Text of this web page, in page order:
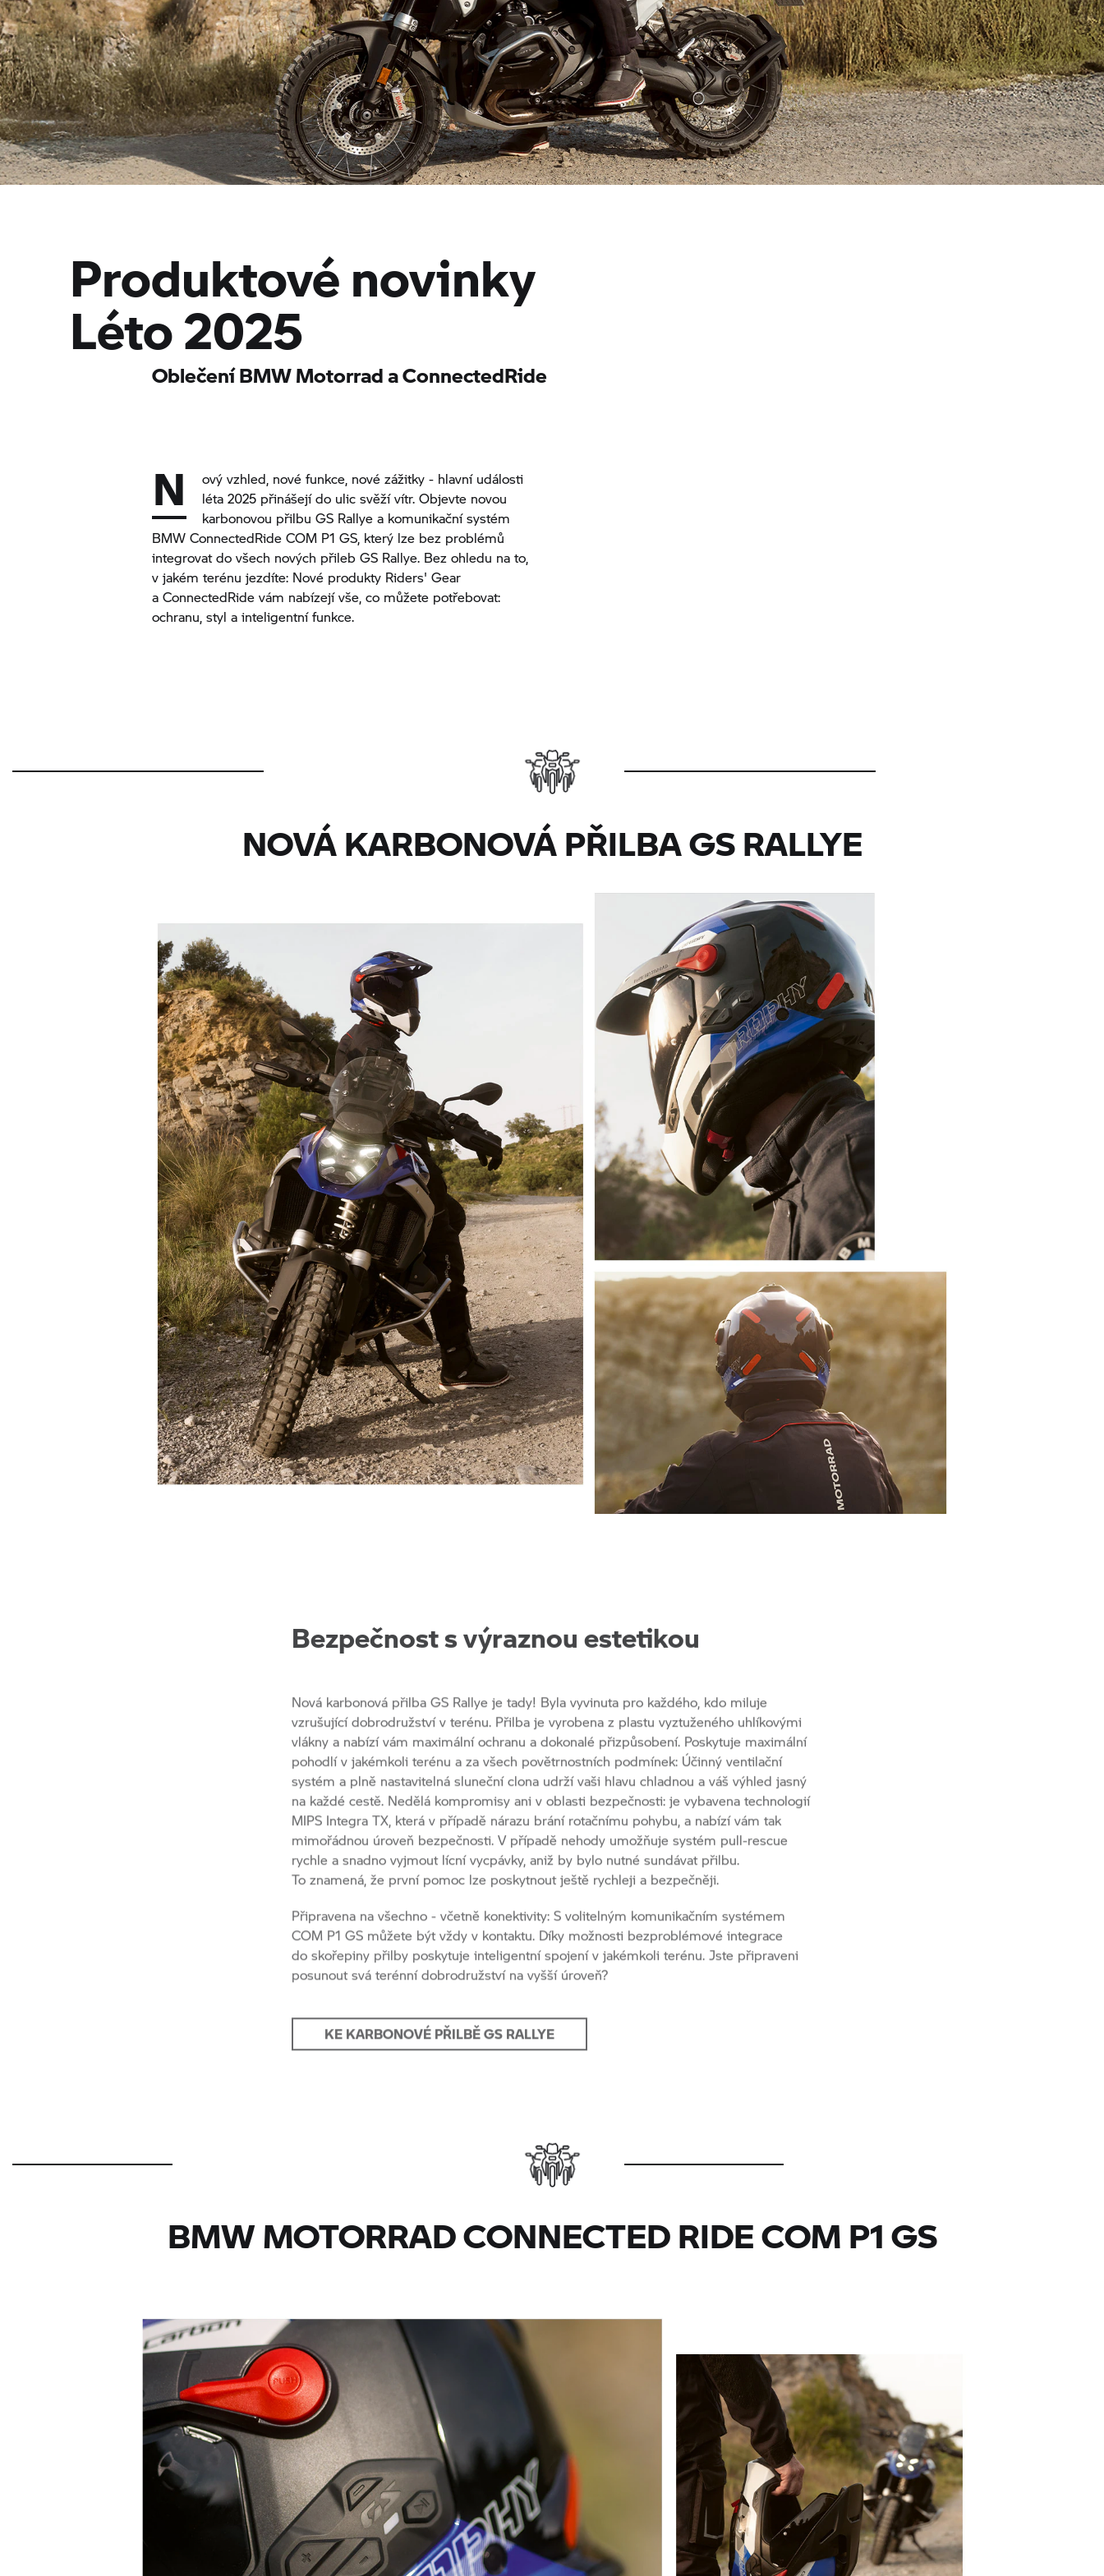
Produktové novinky
Léto 2025
OblečeníBMW Motorrada ConnectedRide
N
ový vzhled, nové funkce, nové zážitky - hlavní události
léta 2025 přinášejí do ulic svěží vítr. Objevte novou
karbonovou přilbu GS Rallye a komunikační systém
BMW ConnectedRide COM P1 GS, který lze bez problémů
integrovat do všech nových přileb GS Rallye. Bez ohledu na to,
v jakém terénu jezdíte: Nové produkty Riders' Gear
a ConnectedRide vám nabízejí vše, co můžete potřebovat:
ochranu, styl a inteligentní funkce.
NOVÁ KARBONOVÁ PŘILBA GS RALLYE
Bezpečnost s výraznou estetikou
vzrušující dobrodružství v terénu. Přilba je vyrobena z plastu vyztuženého uhlíkovými
vlákny a nabízí vám maximální ochranu a dokonalé přizpůsobení. Poskytuje maximální
pohodlí v jakémkoli terénu a za všech povětrnostních podmínek: Účinný ventilační
systém a plně nastavitelná sluneční clona udrží vaši hlavu chladnou a váš výhled jasný
na každé cestě. Nedělá kompromisy ani v oblasti bezpečnosti: je vybavena technologií
MIPS Integra TX, která v případě nárazu brání rotačnímu pohybu, a nabízí vám tak
mimořádnou úroveň bezpečnosti. V případě nehody umožňuje systém pull-rescue
rychle a snadno vyjmout lícní vycpávky, aniž by bylo nutné sundávat přilbu.
To znamená, že první pomoc lze poskytnout ještě rychleji a bezpečněji.
Připravena na všechno - včetně konektivity: S volitelným komunikačním systémem
COM P1 GS můžete být vždy v kontaktu. Díky možnosti bezproblémové integrace
do skořepiny přilby poskytuje inteligentní spojení v jakémkoli terénu. Jste připraveni
posunout svá terénní dobrodružství na vyšší úroveň?
BMW MOTORRADCONNECTED RIDE COM P1 GS